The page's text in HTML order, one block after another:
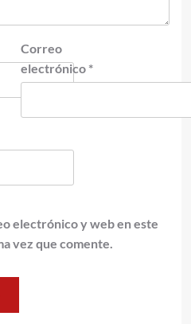
Correo
electrónico *
electrónico y web en este
vez que comente.